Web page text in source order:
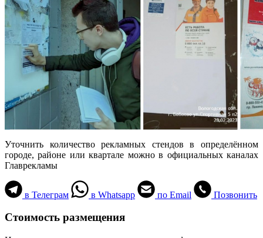
Уточнить количество рекламных стендов в определённом
городе, районе или квартале можно в официальных каналах
Главрекламы
в Телеграм в Whatsapp по Email Позвонить
Стоимость размещения